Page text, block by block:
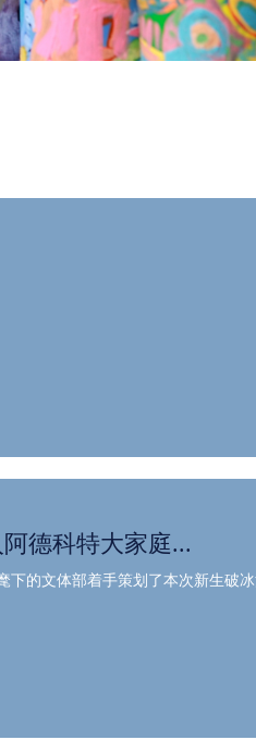
德科特大家庭...
的文体部着手策划了本次新生破冰